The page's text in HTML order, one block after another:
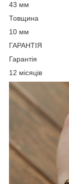
43 мм
Товщина
10 мм
ГАРАНТІЯ
Гарантія
12 місяців